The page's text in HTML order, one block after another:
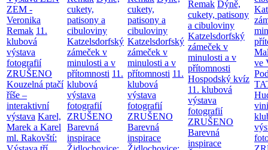
ZEM -
Veronika
Remak 11.
klubová
výstava
fotografií
ZRUŠENO
Kouzelná ptačí
říše –
interaktivní
výstava Karel,
Marek a Karel
ml. Rakovští:
cukety,
patisony a
cibuloviny
Katzelsdorfský
zámeček v
minulosti a v
přítomnosti 11.
klubová
výstava
fotografií
ZRUŠENO
Barevná
inspirace
cukety,
patisony a
cibuloviny
Katzelsdorfský
zámeček v
minulosti a v
přítomnosti 11.
klubová
výstava
fotografií
ZRUŠENO
Barevná
inspirace
Remak Dýně,
cukety, patisony
a cibuloviny
Katzelsdorfský
zámeček v
minulosti a v
přítomnosti
Hospodský kvíz
11. klubová
výstava
fotografií
ZRUŠENO
Barevná
inspirace
ve